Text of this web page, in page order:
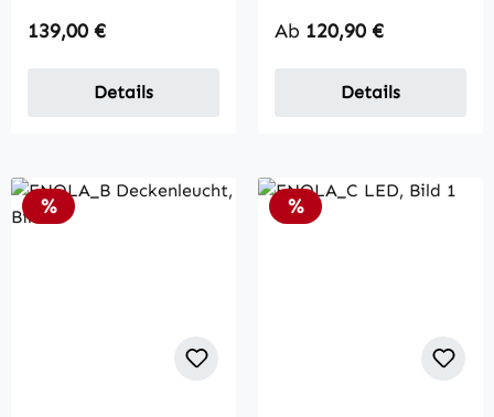
Regulärer Preis:
139,00 €
Details
Regulärer Preis:
Ab 120,90 €
Details
Rabatt
% Rabatt
%